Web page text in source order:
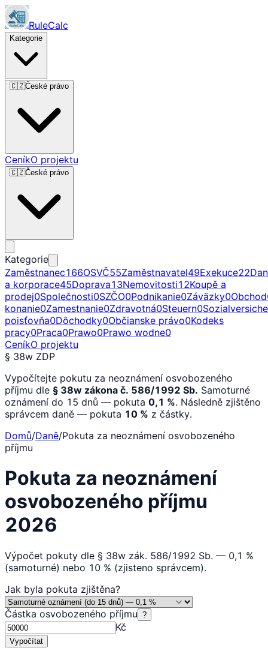
RuleCalc
Kategorie
🇨🇿České právo
CeníkO projektu
🇨🇿České právo
Kategorie
Zaměstnanec166OSVČ55Zaměstnavatel49Exekuce22
a korporace45Doprava13Nemovitosti12Koupě a
prodej0Společnosti0SZČO0Podnikanie0Záväzky0Obchod
konanie0Zamestnanie0Zdravotná0Steuern0
poisťovňa0Dôchodky0Občianske právo0Kodeks
pracy0Praca0Prawo0Prawo wodne0
CeníkO projektu
§ 38w ZDP
Vypočítejte pokutu za neoznámení osvobozeného
příjmu dle § 38w zákona č. 586/1992 Sb. Samoturné
oznámení do 15 dnů — pokuta 0,1 %. Následně zjištěno
správcem daně — pokuta 10 % z částky.
Domů/Daně/Pokuta za neoznámení osvobozeného
příjmu
Pokuta za neoznámení
osvobozeného příjmu
2026
Výpočet pokuty dle § 38w zák. 586/1992 Sb. — 0,1 %
(samoturné) nebo 10 % (zjisteno správcem).
Jak byla pokuta zjištěna?
Částka osvobozeného příjmu ?
Kč
Vypočítat